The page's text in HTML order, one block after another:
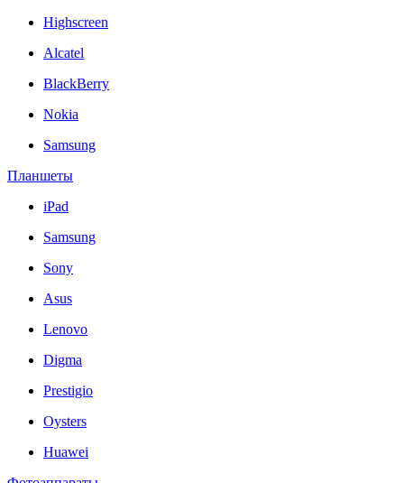
Highscreen
Alcatel
BlackBerry
Nokia
Samsung
Планшеты
iPad
Samsung
Sony
Asus
Lenovo
Digma
Prestigio
Oysters
Huawei